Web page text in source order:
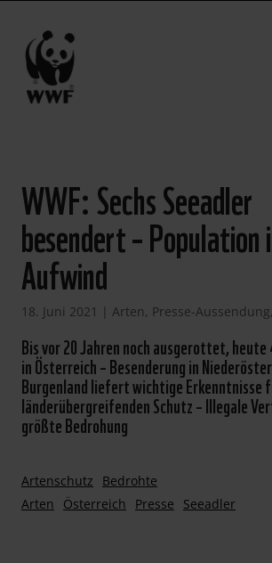
WWF: Sechs Seeadler
besendert – Population
Aufwind
18. Juni 2021 | Arten, Presse-Aussendung,
Bis vor 20 Jahren noch ausgerottet,
in Österreich – Besenderung in
Burgenland liefert wichtige Erkenntnisse
länderübergreifenden Schutz – Illegale
größte Bedrohung
Artenschutz
Bedrohte
Arten
Österreich Presse Seeadler